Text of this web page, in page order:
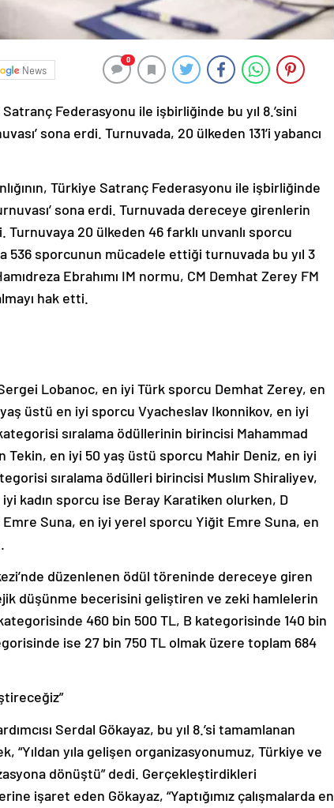
News
0
Federasyonu ile işbirliğinde bu yıl 8.’sini
sona erdi. Turnuvada, 20 ülkeden 131’i yabancı
Türkiye Satranç Federasyonu ile işbirliğinde
sona erdi. Turnuvada dereceye girenlerin
20 ülkeden 46 farklı unvanlı sporcu
536 sporcunun mücadele ettiği turnuvada bu yıl 3
Ebrahımı IM normu, CM Demhat Zerey FM
hak etti.
Lobanoc, en iyi Türk sporcu Demhat Zerey, en
üstü en iyi sporcu Vyacheslav Ikonnikov, en iyi
sıralama ödüllerinin birincisi Mahammad
en iyi 50 yaş üstü sporcu Mahir Deniz, en iyi
sıralama ödülleri birincisi Muslım Shiraliyev,
kadın sporcu ise Beray Karatiken olurken, D
Suna, en iyi yerel sporcu Yiğit Emre Suna, en
düzenlenen ödül töreninde dereceye giren
düşünme becerisini geliştiren ve zeki hamlelerin
460 bin 500 TL, B kategorisinde 140 bin
ise 27 bin 750 TL olmak üzere toplam 684
Serdal Gökayaz, bu yıl 8.’si tamamlanan
“Yıldan yıla gelişen organizasyonumuz, Türkiye ve
dönüştü” dedi. Gerçekleştirdikleri
işaret eden Gökayaz, “Yaptığımız çalışmalarda en